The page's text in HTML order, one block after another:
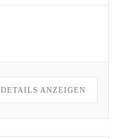
DETAILS ANZEIGEN